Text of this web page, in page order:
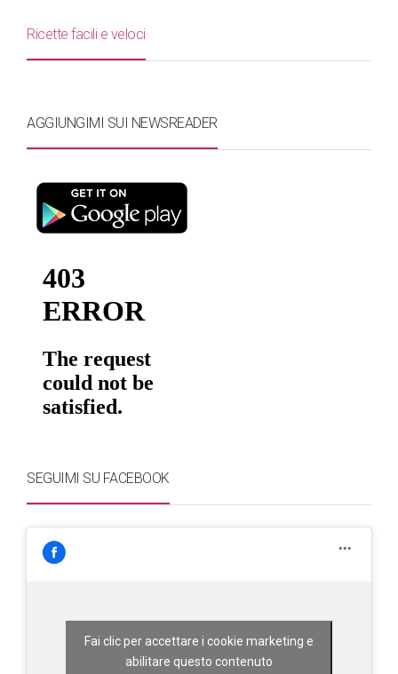
Ricette facili e veloci
AGGIUNGIMI SUI NEWSREADER
SEGUIMI SU FACEBOOK
Fai clic per accettare i cookie marketing e
abilitare questo contenuto